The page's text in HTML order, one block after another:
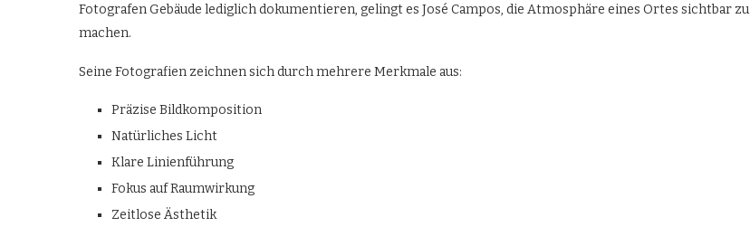
Fotografen Gebäude lediglich dokumentieren, gelingt es José Campos, die Atmosphäre eines Ortes sichtbar zu
machen.
Seine Fotografien zeichnen sich durch mehrere Merkmale aus:
Präzise Bildkomposition
Natürliches Licht
Klare Linienführung
Fokus auf Raumwirkung
Zeitlose Ästhetik